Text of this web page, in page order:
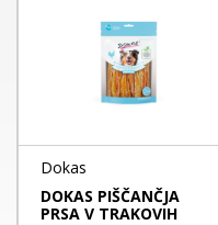
Dokas
DOKAS PIŠČANČJA
PRSA V TRAKOVIH